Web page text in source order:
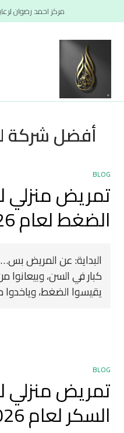
مركز احمد رضوان
أفضل شركة
BLOG
تمريض
الضغط لعام 2026 – 2027
البداية: عن المريض
كبار في السن،
يقيسوا الضغط،
BLOG
تمريض
السكر لعام 2026 – 2027